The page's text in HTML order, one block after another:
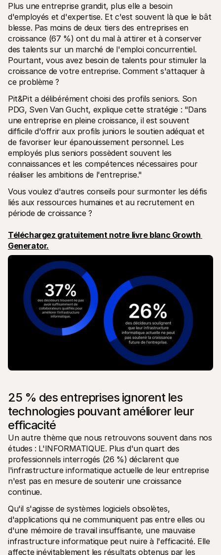
Plus une entreprise grandit, plus elle a besoin
d'employés et d'expertise. Et c'est souvent là que le bât
blesse. Pas moins de deux tiers des entreprises en
croissance (67 %) ont du mal à attirer et à conserver
des talents sur un marché de l'emploi concurrentiel.
Pourtant, vous avez besoin de talents pour stimuler la
croissance de votre entreprise. Comment s'attaquer à
ce problème ?
Pit&Pit a délibérément choisi des profils seniors. Son
PDG, Sven Van Gucht, explique cette stratégie : "Dans
une entreprise en pleine croissance, il est souvent
difficile d'offrir aux profils juniors le soutien adéquat et
de favoriser leur épanouissement personnel. Les
employés plus seniors possèdent souvent les
connaissances et les compétences nécessaires pour
réaliser les ambitions de l'entreprise."
Vous voulez d'autres conseils pour surmonter les défis
liés aux ressources humaines et au recrutement en
période de croissance ?
Téléchargez gratuitement notre livre blanc Growth
Generator.
25 % des entreprises ignorent les
technologies pouvant améliorer leur
efficacité
Un autre thème que nous retrouvons souvent dans nos
études : L'INFORMATIQUE. Plus d'un quart des
professionnels interrogés (26 %) déclarent que
l'infrastructure informatique actuelle de leur entreprise
n'est pas en mesure de soutenir une croissance
continue.
Qu'il s'agisse de systèmes logiciels obsolètes,
d'applications qui ne communiquent pas entre elles ou
d'une mémoire de travail insuffisante, une mauvaise
infrastructure informatique peut nuire à l'efficacité. Elle
affecte inévitablement les résultats obtenus par les